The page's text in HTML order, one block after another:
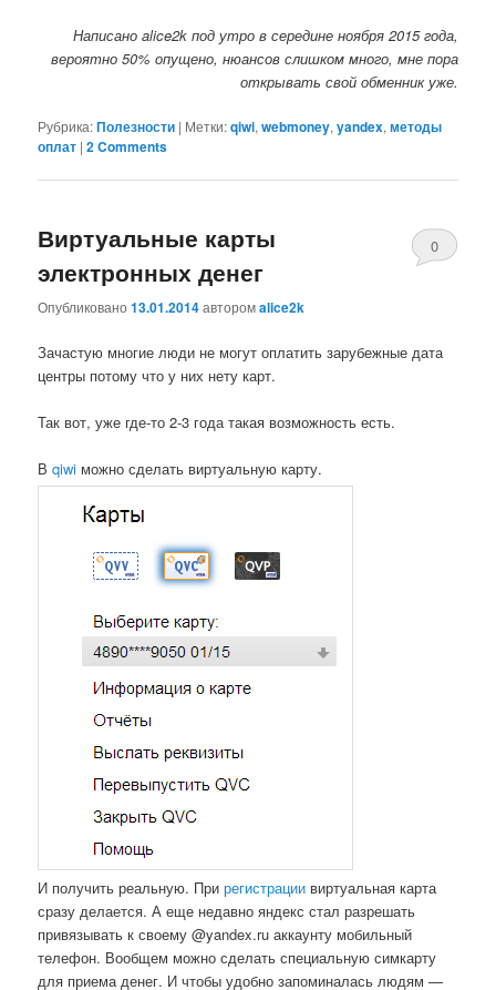
Написано alice2k под утро в середине ноября 2015 года,
вероятно 50% опущено, нюансов слишком много, мне пора
открывать свой обменник уже.
Рубрика:Полезности | Метки:qiwi,webmoney,yandex,методы
оплат |2 Comments
Виртуальные карты
электронных денег
Опубликовано13.01.2014авторомalice2k
0
Зачастую многие люди не могут оплатить зарубежные дата
центры потому что у них нету карт.
Так вот, уже где-то 2-3 года такая возможность есть.
Вqiwi можно сделать виртуальную карту.
И получить реальную. Прирегистрации виртуальная карта
сразу делается. А еще недавно яндекс стал разрешать
привязывать к своему @yandex.ru аккаунту мобильный
телефон. Вообщем можно сделать специальную симкарту
для приема денег. И чтобы удобно запоминалась людям —